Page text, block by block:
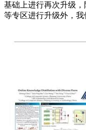
基础上进行再次升级
等专区进行升级外，我